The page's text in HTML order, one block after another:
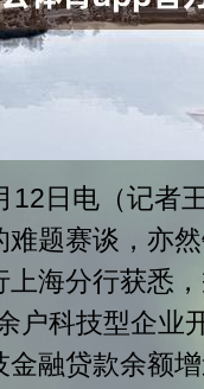
日电（记者
题赛谈，亦
海分行获悉
户科技型企
融贷款余额